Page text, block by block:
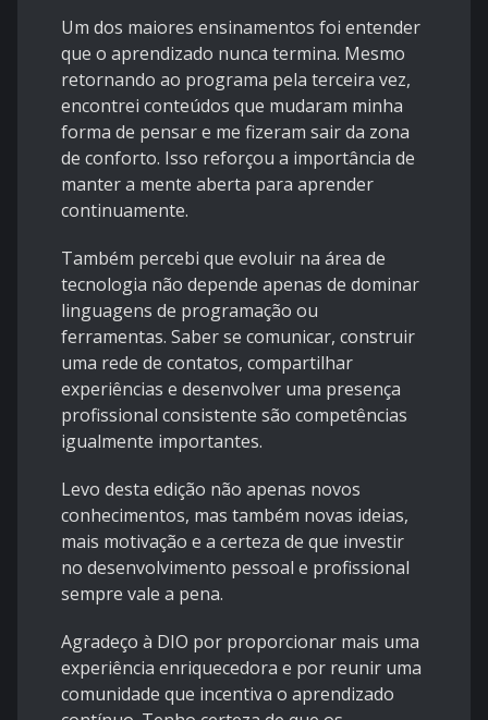
Um dos maiores ensinamentos foi entender
que o aprendizado nunca termina. Mesmo
retornando ao programa pela terceira vez,
encontrei conteúdos que mudaram minha
forma de pensar e me fizeram sair da zona
de conforto. Isso reforçou a importância de
manter a mente aberta para aprender
continuamente.
Também percebi que evoluir na área de
tecnologia não depende apenas de dominar
linguagens de programação ou
ferramentas. Saber se comunicar, construir
uma rede de contatos, compartilhar
experiências e desenvolver uma presença
profissional consistente são competências
igualmente importantes.
Levo desta edição não apenas novos
conhecimentos, mas também novas ideias,
mais motivação e a certeza de que investir
no desenvolvimento pessoal e profissional
sempre vale a pena.
Agradeço à DIO por proporcionar mais uma
experiência enriquecedora e por reunir uma
comunidade que incentiva o aprendizado